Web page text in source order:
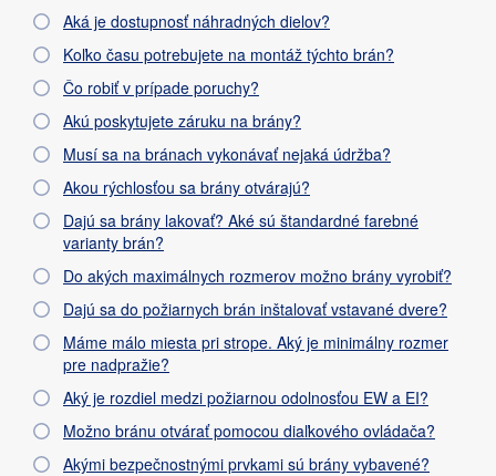
Aká je dostupnosť náhradných dielov?
Koľko času potrebujete na montáž týchto brán?
Čo robiť v prípade poruchy?
Akú poskytujete záruku na brány?
Musí sa na bránach vykonávať nejaká údržba?
Akou rýchlosťou sa brány otvárajú?
Dajú sa brány lakovať? Aké sú štandardné farebné
varianty brán?
Do akých maximálnych rozmerov možno brány vyrobiť?
Dajú sa do požiarnych brán inštalovať vstavané dvere?
Máme málo miesta pri strope. Aký je minimálny rozmer
pre nadpražie?
Aký je rozdiel medzi požiarnou odolnosťou EW a EI?
Možno bránu otvárať pomocou diaľkového ovládača?
Akými bezpečnostnými prvkami sú brány vybavené?